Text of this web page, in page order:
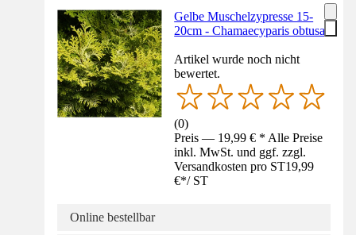
Gelbe Muschelzypresse 15-
20cm - Chamaecyparis obtusa
Artikel wurde noch nicht
bewertet.
(0)
Preis — 19,99 € * Alle Preise
inkl. MwSt. und ggf. zzgl.
Versandkosten pro ST19,99
€*/ ST
Online bestellbar